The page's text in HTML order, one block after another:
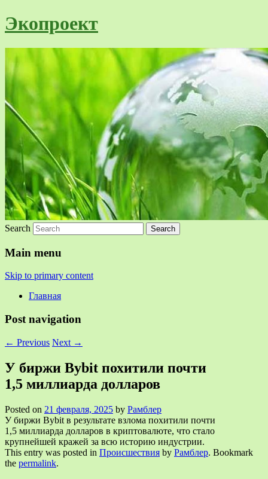
Экопроект
Search
Main menu
Skip to primary content
Главная
Post navigation
← Previous Next →
У биржи Bybit похитили почти
1,5 миллиарда долларов
Posted on 21 февраля, 2025 by Рамблер
У биржи Bybit в результате взлома похитили почти
1,5 миллиарда долларов в криптовалюте, что стало
крупнейшей кражей за всю историю индустрии.
This entry was posted in Происшествия by Рамблер. Bookmark
the permalink.